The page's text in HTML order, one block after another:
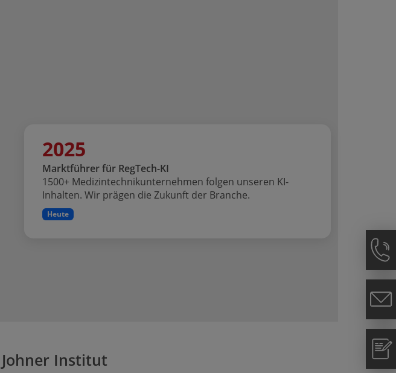
2025
Marktführer für RegTech-KI
1500+ Medizintechnikunternehmen folgen unseren KI-
Inhalten. Wir prägen die Zukunft der Branche.
Heute
Institut